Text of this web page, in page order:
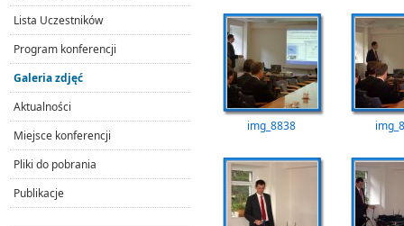
img_8838
Lista Uczestników
Program konferencji
Galeria zdjęć
Aktualności
Miejsce konferencji
Pliki do pobrania
Publikacje